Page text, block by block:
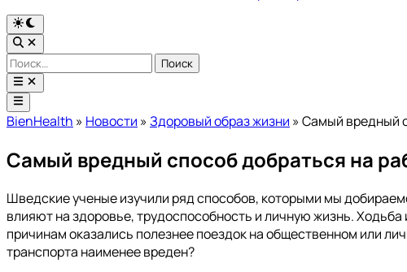
Переключить
на
тёмный
режим
Открыть
поиск
Найти:
Открыть
меню
Главное
меню
BienHealth » Новости »Здоровый образ жизни »Самый вредный
Самый вредный способ добраться на
Шведские ученые изучили ряд способов, которыми мы
влияют на здоровье, трудоспособность и личную жизнь.
причинам оказались полезнее поездок на общественном или
транспорта наименее вреден?